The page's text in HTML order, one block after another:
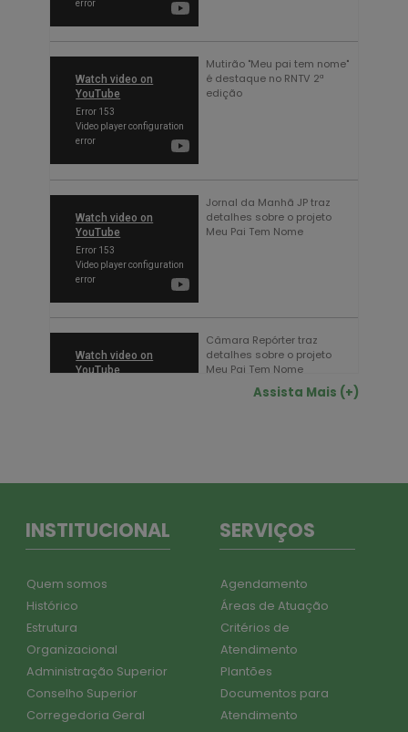
Mutirão "Meu pai tem nome"
é destaque no RNTV 2ª
edição
Jornal da Manhã JP traz
detalhes sobre o projeto
Meu Pai Tem Nome
Câmara Repórter traz
detalhes sobre o projeto
Meu Pai Tem Nome
Assista Mais (+)
Histórico
Estrutura
Organizacional
Administração Superior
Conselho Superior
Corregedoria Geral
Defensores Públicos
Áreas de Atuação
Critérios de
Atendimento
Plantões
Documentos para
Atendimento
Dúvidas Frequentes